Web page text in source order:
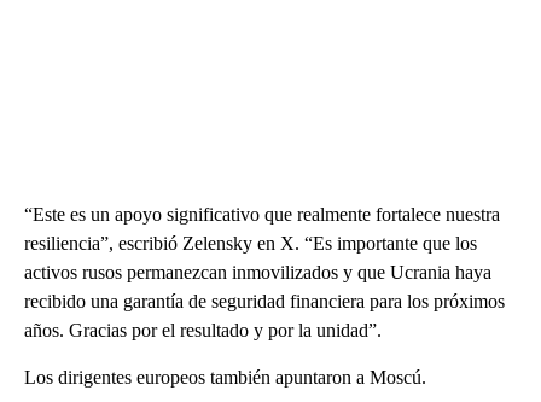
“Este es un apoyo significativo que realmente fortalece nuestra
resiliencia”, escribió Zelensky en X. “Es importante que los
activos rusos permanezcan inmovilizados y que Ucrania haya
recibido una garantía de seguridad financiera para los próximos
años. Gracias por el resultado y por la unidad”.
Los dirigentes europeos también apuntaron a Moscú.